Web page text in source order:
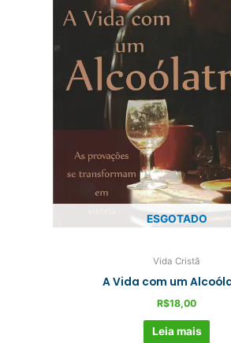
ESGOTADO
Vida Cristã
A Vida com um
R$18,00
Leia mais